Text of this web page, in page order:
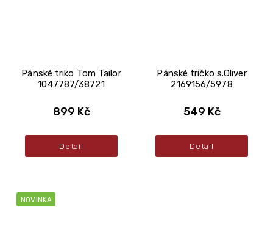
Pánské triko Tom Tailor
1047787/38721
899 Kč
Detail
Pánské tričko s.Oliver
2169156/5978
549 Kč
Detail
NOVINKA